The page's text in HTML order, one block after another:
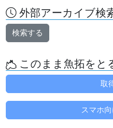
外部アーカイブ検
検索する
このまま魚拓をと